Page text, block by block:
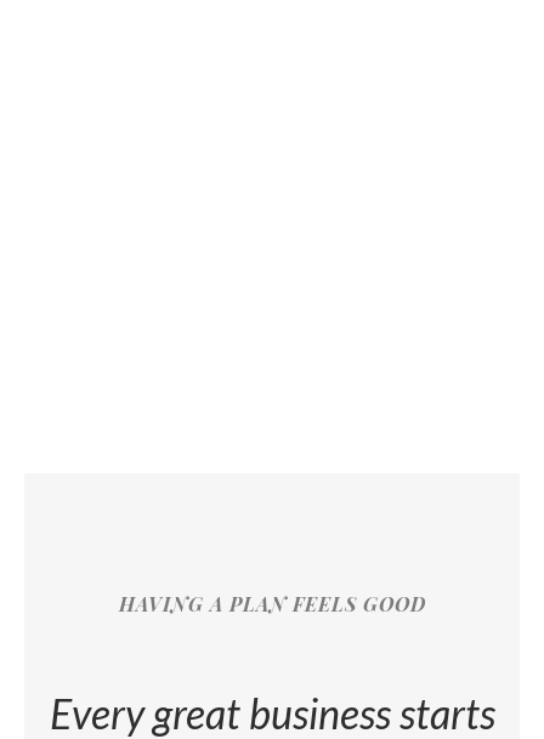
HAVING A PLAN FEELS GOOD
Every great business starts